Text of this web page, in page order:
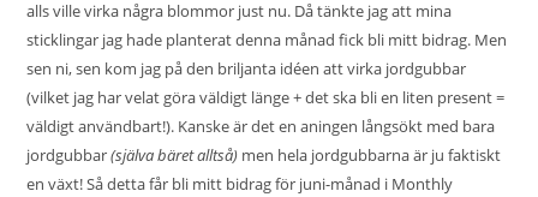
alls ville virka några blommor just nu. Då tänkte jag att mina
sticklingar jag hade planterat denna månad fick bli mitt bidrag. Men
sen ni, sen kom jag på den briljanta idéen att virka jordgubbar
(vilket jag har velat göra väldigt länge + det ska bli en liten present =
väldigt användbart!). Kanske är det en aningen långsökt med bara
jordgubbar(själva bäret alltså) men hela jordgubbarna är ju faktiskt
en växt! Så detta får bli mitt bidrag för juni-månad i Monthly